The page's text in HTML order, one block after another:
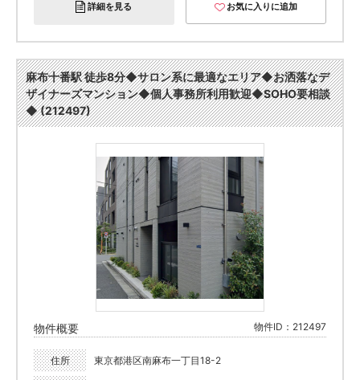
詳細を見る お気に入りに追加
麻布十番駅 徒歩8分◆サロン系に最適なエリア◆お洒落なデ
ザイナーズマンション◆個人事務所利用歓迎◆SOHO要相談
◆ (212497)
物件概要 物件ID：212497
住所 東京都港区南麻布一丁目18-2